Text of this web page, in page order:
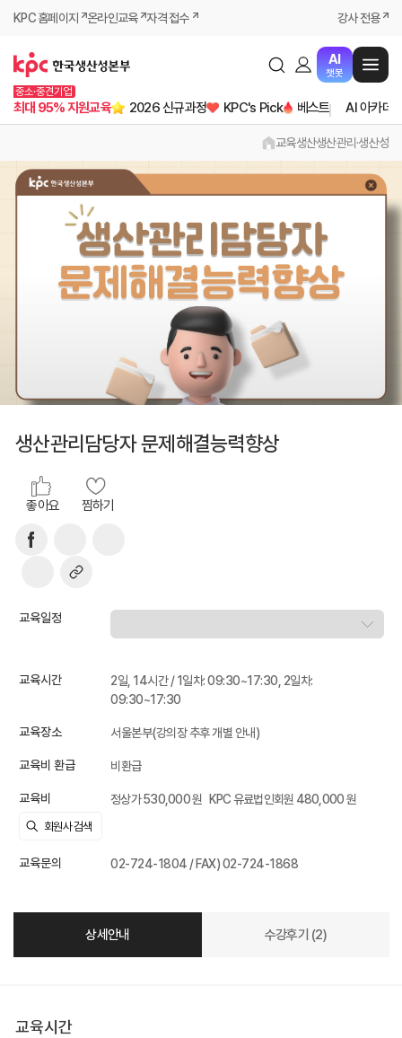
KPC 홈페이지 온라인교육 자격 접수 강사 전용
AI
챗봇
중소·중견기업
최대 95% 지원교육 2026 신규과정 KPC's Pick 베스트 AI 아카데
교육생산생산관리·생산성
생산관리담당자 문제해결능력향상
좋아요 찜하기
교육일정
교육시간
2일, 14시간 / 1일차: 09:30~17:30, 2일차:
09:30~17:30
교육장소 서울본부(강의장 추후 개별 안내)
교육비 환급 비환급
교육비 정상가 530,000 원 KPC 유료법인회원 480,000 원
교육문의 02-724-1804 / FAX) 02-724-1868
상세안내 수강후기 (2)
교육시간